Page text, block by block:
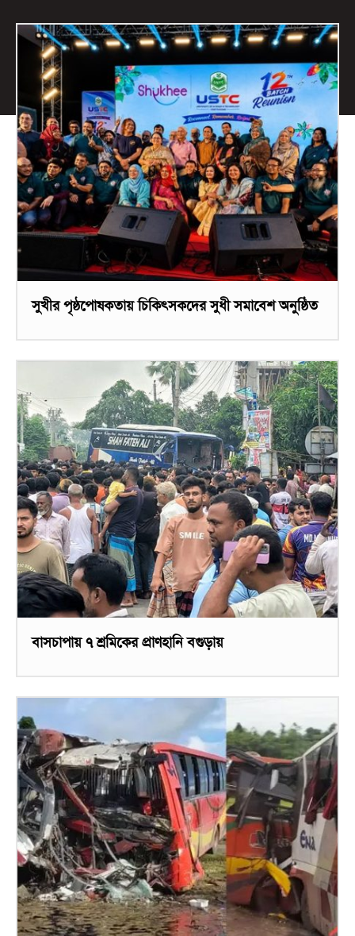
সুখীর পৃষ্ঠপোষকতায় চিকিৎসকদের সুধী সমাবেশ অনুষ্ঠিত
বাসচাপায় ৭ শ্রমিকের প্রাণহানি বগুড়ায়